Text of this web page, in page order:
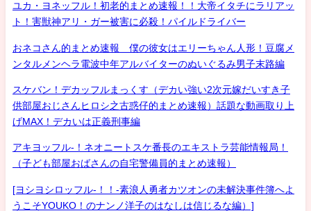
ユカ・ヨネッフル！初老的まとめ速報！！大帝イタチにラリアッ
ト！害獣神アリ・ガー被害に必殺！パイルドライバー
おネコさん的まとめ速報 僕の彼女はエリーちゃん人形！豆腐メ
ンタルメンヘラ電波中年アルバイターのぬいぐるみ男子末路編
スケバン！デカッフルまっくす（デカい強い2次元嫁だいすき子
供部屋おじさんヒロシ之古惑仔的まとめ速報）話題な動画取り上
げMAX！デカいは正義刑事編
アキヨッフル-！ネオニートスケ番長のエキストラ芸能情報局！
（子ども部屋おばさんの自宅警備員的まとめ速報）
[ヨシヨシロッフル-！！-素浪人勇者カツオンの未解決事件簿へよ
うこそYOUKO！のナンノ洋子のはなしは信じるな編）]